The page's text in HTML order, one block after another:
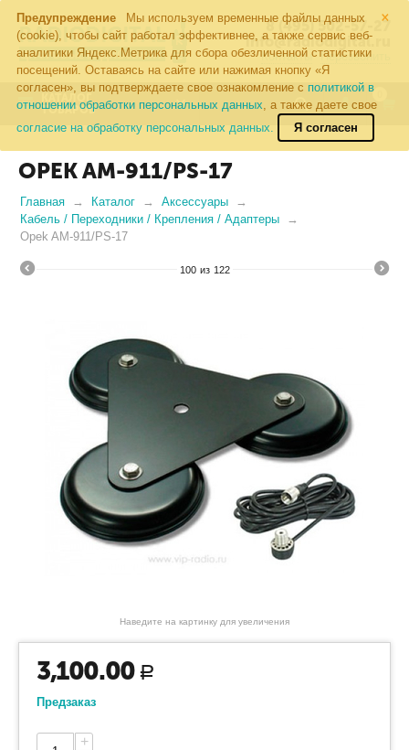
×
Предупреждение
Мы используем временные файлы данных
(cookie), чтобы сайт работал эффективнее, а также сервис веб-
аналитики Яндекс.Метрика для сбора обезличенной статистики
посещений. Оставаясь на сайте или нажимая кнопку «Я
согласен», вы подтверждаете свое ознакомление с политикой в
отношении обработки персональных данных, а также даете свое
согласие на обработку персональных данных.
Я согласен
8 (495) 502-57-27
info@radiodigital.ru
Контакты Перезвонить
КАТАЛОГ
ТОВАРОВ
OPEK AM-911/PS-17
Главная Каталог
Аксессуары
Кабель / Переходники / Крепления / Адаптеры
Opek AM-911/PS-17
100 из 122
Наведите на картинку для увеличения
3,100.00 Р
Предзаказ
+